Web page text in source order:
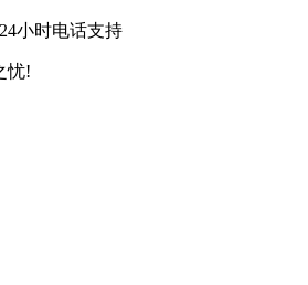
小时电话支持
忧!